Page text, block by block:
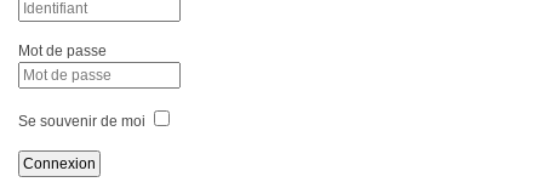
Mot de passe
Se souvenir de moi